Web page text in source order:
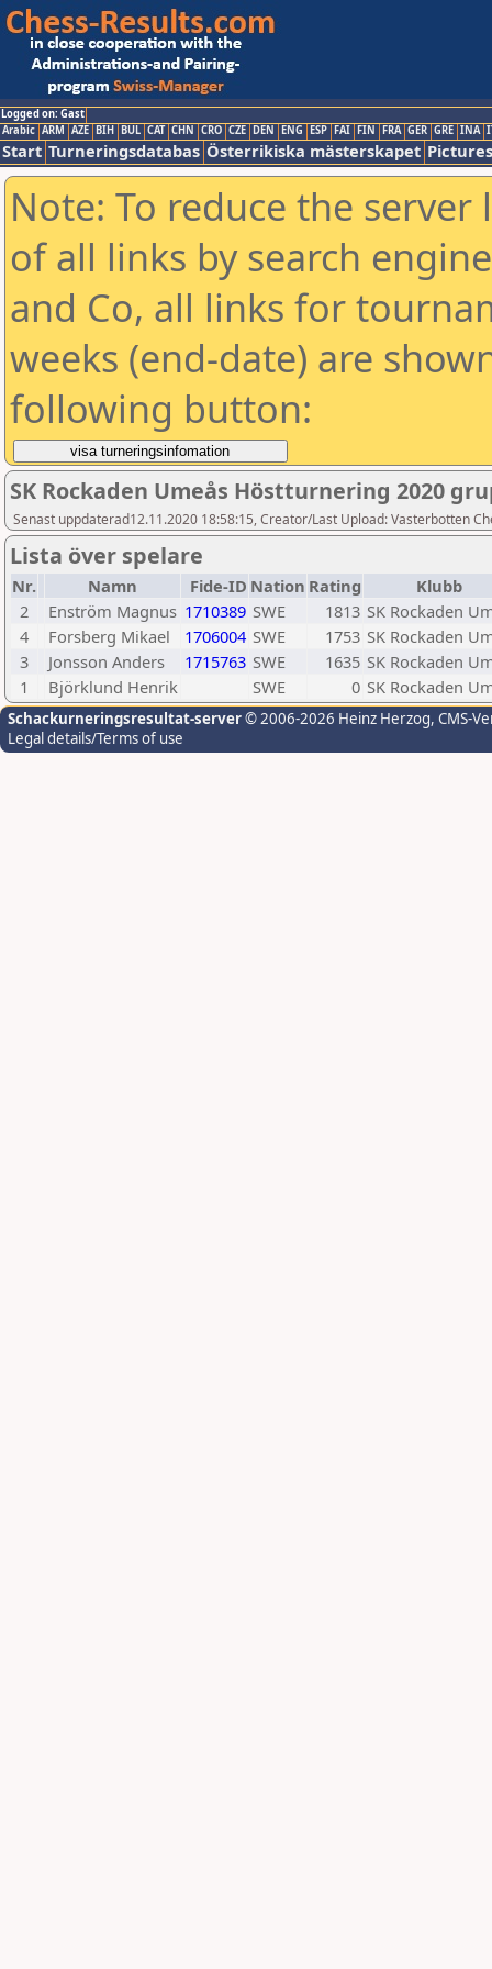
Logged on: Gast
Arabic ARM AZE BIH BUL CAT CHN CRO CZE DEN ENG ESP FAI FIN FRA GER GRE INA
Start Turneringsdatabas Österrikiska mästerskapet Pictures
Note: To reduce the
of all links by search
and Co, all links for
weeks (end-date) are
following button:
SK Rockaden Umeås Höstturnering 2020
Senast uppdaterad12.11.2020 18:58:15, Creator/Last Upload: Vasterbotten
Lista över spelare
Nr. Namn Fide-ID Nation Rating
Klubb
2
Enström Magnus 1710389 SWE 1813 SK Rockaden
4
Forsberg Mikael 1706004 SWE 1753 SK Rockaden
3
Jonsson Anders 1715763 SWE 1635 SK Rockaden
1
Björklund Henrik SWE 0 SK Rockaden
Schackurneringsresultat-server© 2006-2026 Heinz Herzog, CMS-
Legal details/Terms of use